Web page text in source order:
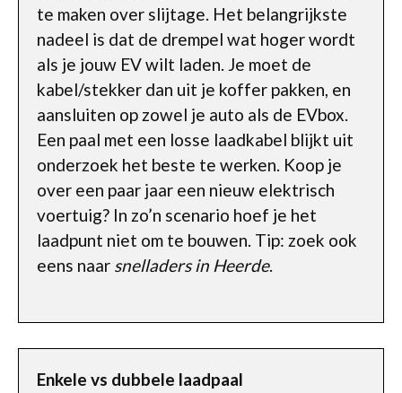
te maken over slijtage. Het belangrijkste
nadeel is dat de drempel wat hoger wordt
als je jouw EV wilt laden. Je moet de
kabel/stekker dan uit je koffer pakken, en
aansluiten op zowel je auto als de EVbox.
Een paal met een losse laadkabel blijkt uit
onderzoek het beste te werken. Koop je
over een paar jaar een nieuw elektrisch
voertuig? In zo’n scenario hoef je het
laadpunt niet om te bouwen. Tip: zoek ook
eens naar snelladers in Heerde.
Enkele vs dubbele laadpaal